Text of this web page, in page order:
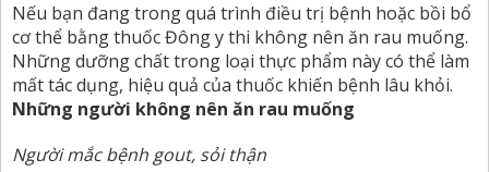
Nếu bạn đang trong quá trình điều trị bệnh hoặc bồi bổ
cơ thể bằng thuốc Đông y thi không nên ăn rau muống.
Những dưỡng chất trong loại thực phẩm này có thể làm
mất tác dụng, hiệu quả của thuốc khiến bệnh lâu khỏi.
Những người không nên ăn rau muống
Người mắc bệnh gout, sỏi thận